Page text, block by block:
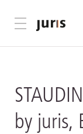
Menü öffnen
by juris,